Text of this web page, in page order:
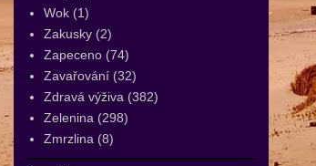
Wok (1)
Zakusky (2)
Zapeceno (74)
Zavařování (32)
Zdravá výživa (382)
Zelenina (298)
Zmrzlina (8)